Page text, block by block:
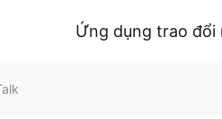
Ứng dụng trao đổi